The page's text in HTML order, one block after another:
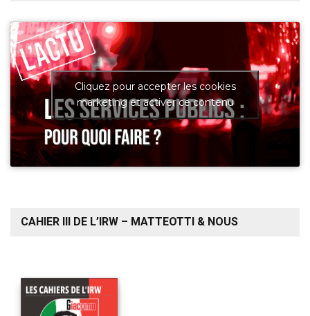
Cliquez pour accepter les cookies
marketing et activer ce contenu
CAHIER III DE L’IRW – MATTEOTTI & NOUS